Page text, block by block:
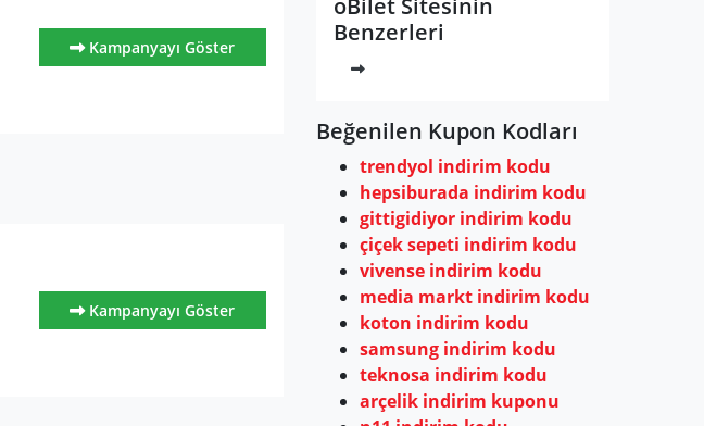
Kampanyayı Göster
Kampanyayı Göster
Benzerleri
Beğenilen Kupon Kodları
trendyol indirim kodu
hepsiburada indirim kodu
gittigidiyor indirim kodu
çiçek sepeti indirim kodu
vivense indirim kodu
media markt indirim kodu
koton indirim kodu
samsung indirim kodu
teknosa indirim kodu
arçelik indirim kuponu